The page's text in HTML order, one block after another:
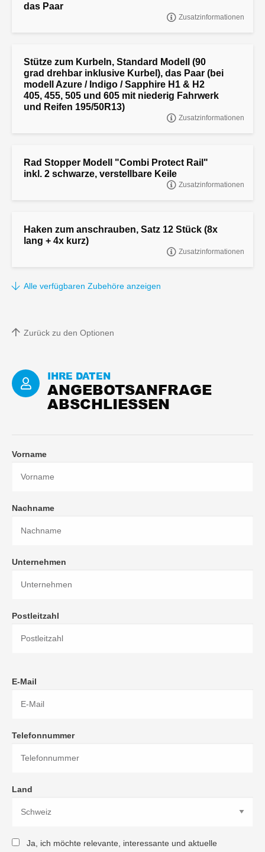
das Paar
Zusatzinformationen
Stütze zum Kurbeln, Standard Modell (90
grad drehbar inklusive Kurbel), das Paar (bei
modell Azure / Indigo / Sapphire H1 & H2
405, 455, 505 und 605 mit niederig Fahrwerk
und Reifen 195/50R13)
Zusatzinformationen
Rad Stopper Modell "Combi Protect Rail"
inkl. 2 schwarze, verstellbare Keile
Zusatzinformationen
Haken zum anschrauben, Satz 12 Stück (8x
lang + 4x kurz)
Zusatzinformationen
Alle verfügbaren Zubehöre anzeigen
Zurück zu den Optionen
ANGEBOTSANFRAGE
ABSCHLIESSEN
IHRE DATEN
Vorname
Nachname
Unternehmen
Postleitzahl
E-Mail
Telefonnummer
Land
Ja, ich möchte relevante, interessante und aktuelle